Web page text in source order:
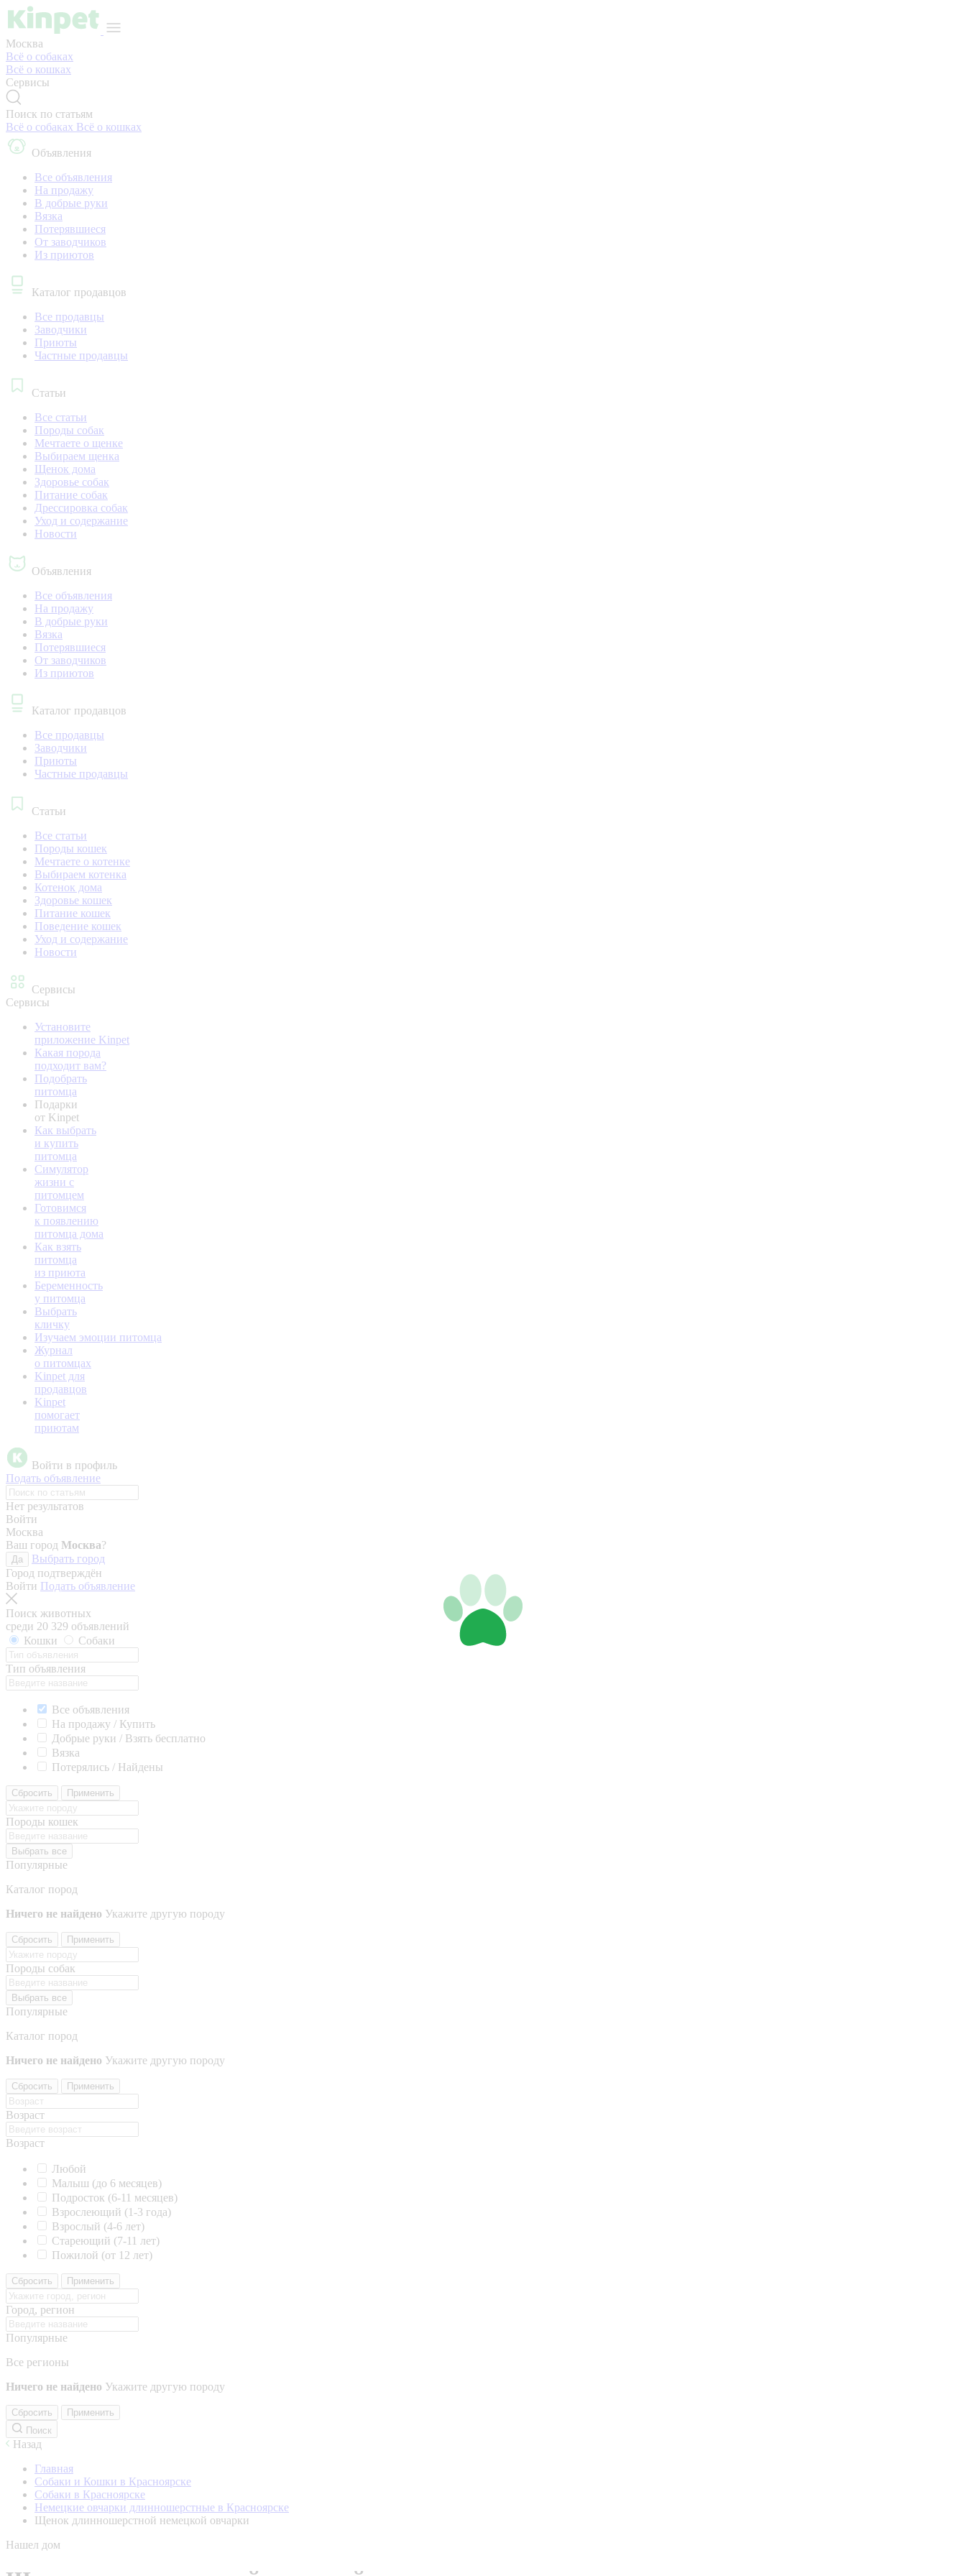
Москва
Всё о собаках
Всё о кошках
Сервисы
Поиск по статьям
Всё о собаках Всё о кошках
Объявления
Все объявления
На продажу
В добрые руки
Вязка
Потерявшиеся
От заводчиков
Из приютов
Каталог продавцов
Все продавцы
Заводчики
Приюты
Частные продавцы
Статьи
Все статьи
Породы собак
Мечтаете о щенке
Выбираем щенка
Щенок дома
Здоровье собак
Питание собак
Дрессировка собак
Уход и содержание
Новости
Объявления
Все объявления
На продажу
В добрые руки
Вязка
Потерявшиеся
От заводчиков
Из приютов
Каталог продавцов
Все продавцы
Заводчики
Приюты
Частные продавцы
Статьи
Все статьи
Породы кошек
Мечтаете о котенке
Выбираем котенка
Котенок дома
Здоровье кошек
Питание кошек
Поведение кошек
Уход и содержание
Новости
Сервисы
Сервисы
Установите
приложение Kinpet
Какая порода
подходит вам?
Подобрать
питомца
Подарки
от Kinpet
Как выбрать
и купить
питомца
Симулятор
жизни с
питомцем
Готовимся
к появлению
питомца дома
Как взять
питомца
из приюта
Беременность
у питомца
Выбрать
кличку
Изучаем эмоции питомца
Журнал
о питомцах
Kinpet для
продавцов
Kinpet
помогает
приютам
Войти в профиль
Подать объявление
Нет результатов
Войти
Москва
Ваш город Москва?
Да
Выбрать город
Город подтверждён
Войти Подать объявление
Поиск животных
среди 20 329 объявлений
Кошки
Собаки
Тип объявления
Все объявления
На продажу / Купить
Добрые руки / Взять бесплатно
Вязка
Потерялись / Найдены
Сбросить Применить
Породы кошек
Выбрать все
Популярные
Каталог пород
Ничего не найдено Укажите другую породу
Сбросить Применить
Породы собак
Выбрать все
Популярные
Каталог пород
Ничего не найдено Укажите другую породу
Сбросить Применить
Возраст
Возраст
Любой
Малыш (до 6 месяцев)
Подросток (6-11 месяцев)
Взрослеющий (1-3 года)
Взрослый (4-6 лет)
Стареющий (7-11 лет)
Пожилой (от 12 лет)
Сбросить Применить
Город, регион
Популярные
Все регионы
Ничего не найдено Укажите другую породу
Сбросить
Применить
Поиск
Назад
Главная
Собаки и Кошки в Красноярске
Собаки в Красноярске
Немецкие овчарки длинношерстные в Красноярске
Щенок длинношерстной немецкой овчарки
Нашел дом